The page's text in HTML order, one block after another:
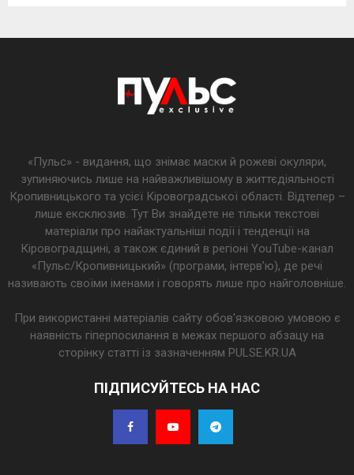
«Пульс» - видання, що знімає маски й рожеві окуляри,
зупиняючись лише на найважливішому в життєдіяльності
Кропивницького та усієї Кіровоградської області. Відтепер –
лише ексклюзив. Тут Ви знайдете не тільки текстові
матеріали про найактуальніші події і тенденції на
Кіровоградщині, а також єдиний в регіоні YouTube-канал
«Пульс/Кропивницький» (програми, інтерв’ю), де речі
називають своїми іменами і говорять лише про найголовніше.
При використанні матеріалів сайту обов'язковою умовою є
наявність гіперпосилання в межах першого абзацу на
сторінку статті із зазначенням PULSE.KR.UA
ПІДПИСУЙТЕСЬ НА НАС